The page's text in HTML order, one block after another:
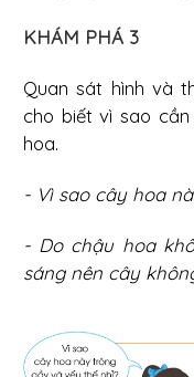
KHÁM PHÁ 3
Quan sát hình và
cho biết vì sao
hoa.
- Vì sao cây hoa
- Do chậu hoa
sáng nên cây